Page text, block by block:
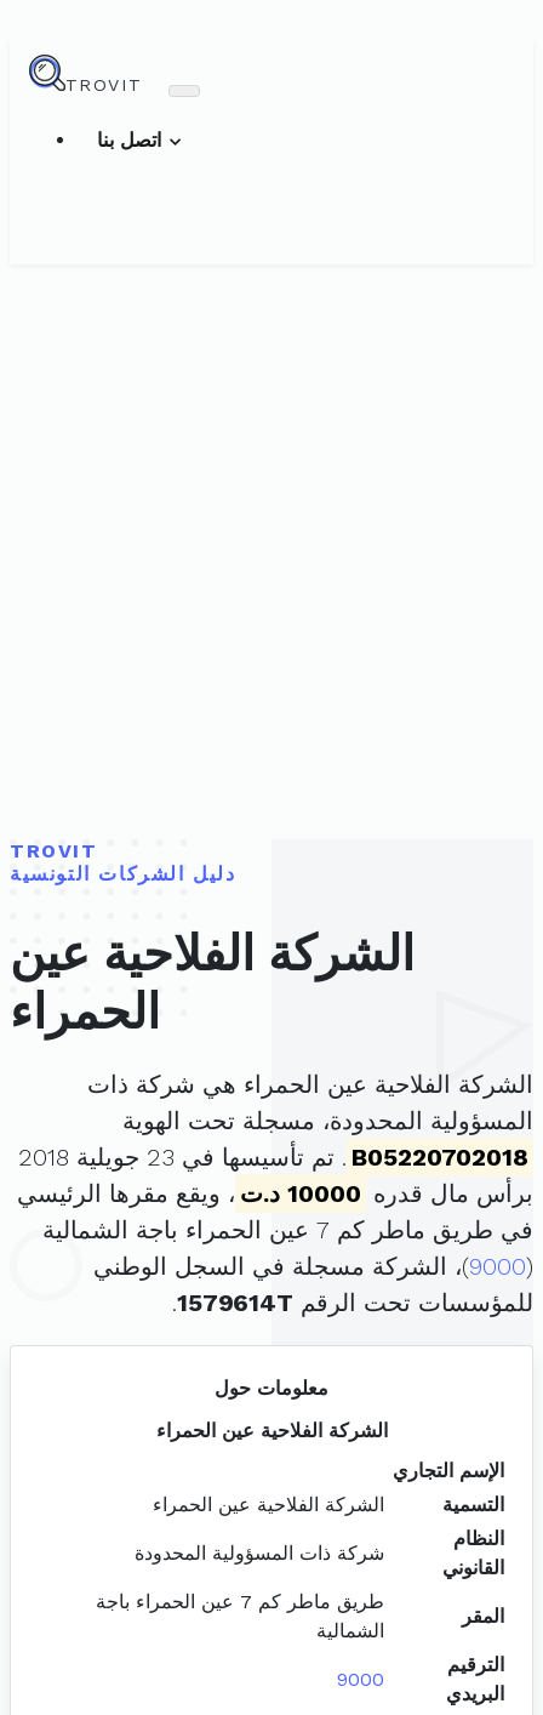
TROVIT
TROVIT
دليل الشركات التونسية
الشركة الفلاحية عين
الحمراء
الشركة الفلاحية عين الحمراء هي شركة ذات
المسؤولية المحدودة، مسجلة تحت الهوية
B05220702018
. تم تأسيسها في 23 جويلية 2018
برأس مال قدره 10000 د.ت
، ويقع مقرها الرئيسي
في طريق ماطر كم 7 عين الحمراء باجة الشمالية
(
9000)، الشركة مسجلة في السجل الوطني
للمؤسسات تحت الرقم 1579614T
.
معلومات حول
الشركة الفلاحية عين الحمراء
الإسم التجاري
التسمية
الشركة الفلاحية عين الحمراء
النظام
القانوني
شركة ذات المسؤولية المحدودة
المقر
طريق ماطر كم 7 عين الحمراء باجة
الشمالية
الترقيم
البريدي
9000